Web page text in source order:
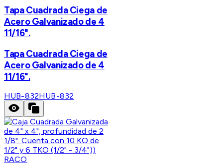
Tapa Cuadrada Ciega de
Acero Galvanizado de 4
11/16".
Tapa Cuadrada Ciega de
Acero Galvanizado de 4
11/16".
HUB-832HUB-832
RACO